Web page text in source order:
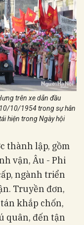
trên xe dẫn đầu
10/1954 trong sự hân
hiện trong Ngày hội
thành lập, gồm
vận, Âu - Phi
ngành triển
Truyền đơn,
khắp chốn,
quân, đến tận